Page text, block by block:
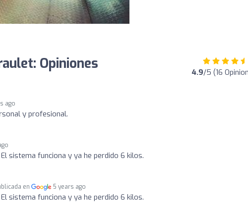
Opiniones 4.9/5 (16
ago
y profesional.
sistema funciona y ya he perdido 6 kilos.
en 5 years ago
sistema funciona y ya he perdido 6 kilos.